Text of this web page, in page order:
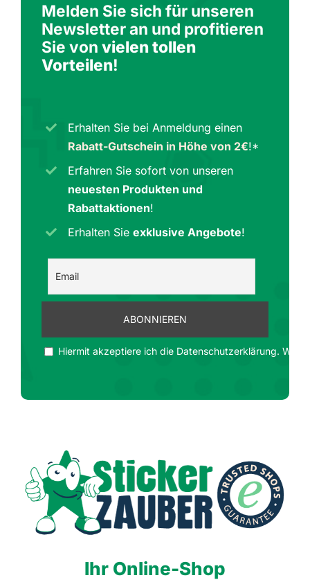
Melden Sie sich für unseren
Newsletter an und profitieren
Sie von vielen tollen
Vorteilen!
Erhalten Sie bei Anmeldung einen
Rabatt-Gutschein in Höhe von 2€!*
Erfahren Sie sofort von unseren
neuesten Produkten und
Rabattaktionen!
Erhalten Sieexklusive Angebote!
Hiermit akzeptiere ich die Datenschutzerklärung. Wir
Ihr Online-Shop